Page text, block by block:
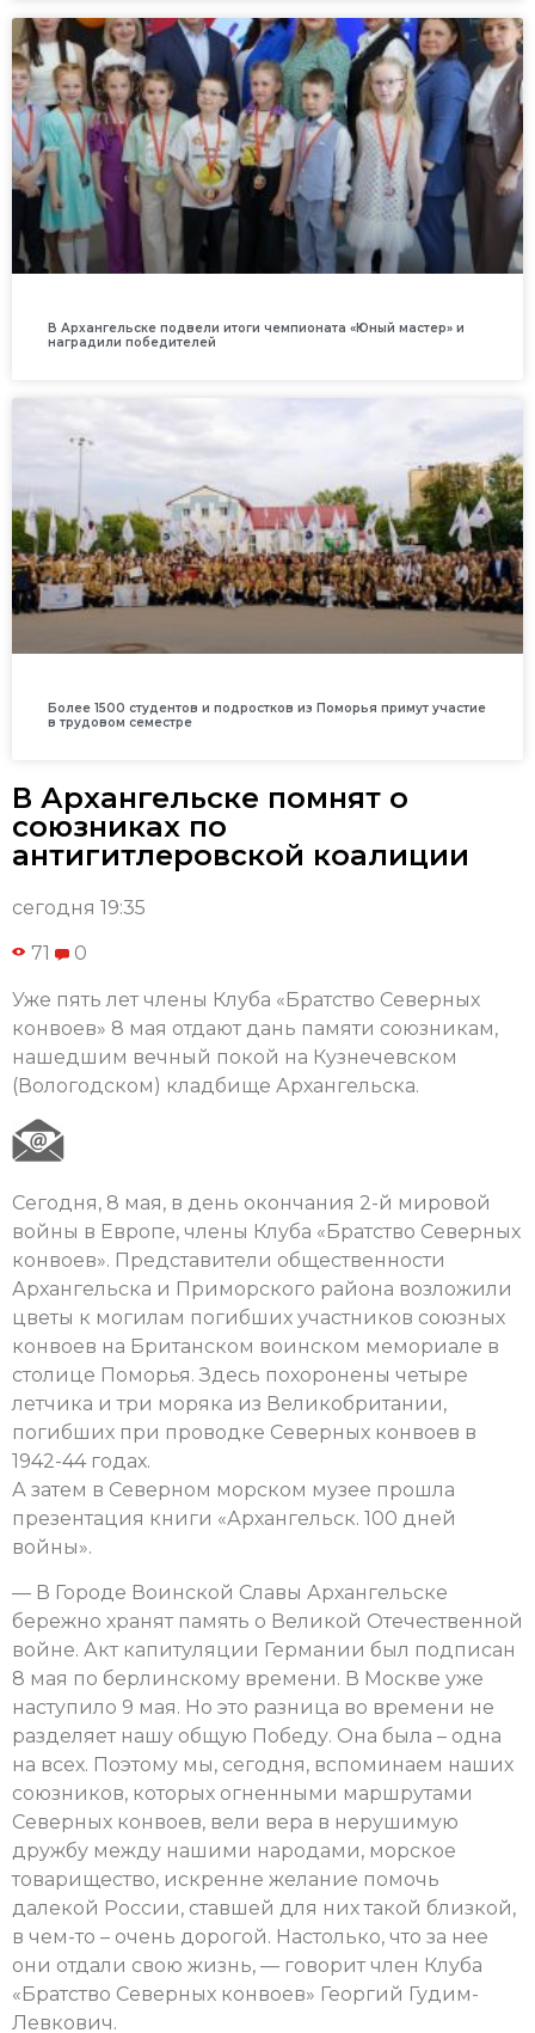
В Архангельске подвели итоги чемпионата «Юный мастер» и
наградили победителей
Более 1500 студентов и подростков из Поморья примут участие
в трудовом семестре
В Архангельске помнят о
союзниках по
антигитлеровской коалиции
сегодня 19:35
71 0
Уже пять лет члены Клуба «Братство Северных
конвоев» 8 мая отдают дань памяти союзникам,
нашедшим вечный покой на Кузнечевском
(Вологодском) кладбище Архангельска.
Сегодня, 8 мая, в день окончания 2-й мировой
войны в Европе, члены Клуба «Братство Северных
конвоев». Представители общественности
Архангельска и Приморского района возложили
цветы к могилам погибших участников союзных
конвоев на Британском воинском мемориале в
столице Поморья. Здесь похоронены четыре
летчика и три моряка из Великобритании,
погибших при проводке Северных конвоев в
1942-44 годах.
А затем в Северном морском музее прошла
презентация книги «Архангельск. 100 дней
войны».
— В Городе Воинской Славы Архангельске
бережно хранят память о Великой Отечественной
войне. Акт капитуляции Германии был подписан
8 мая по берлинскому времени. В Москве уже
наступило 9 мая. Но это разница во времени не
разделяет нашу общую Победу. Она была – одна
на всех. Поэтому мы, сегодня, вспоминаем наших
союзников, которых огненными маршрутами
Северных конвоев, вели вера в нерушимую
дружбу между нашими народами, морское
товарищество, искренне желание помочь
далекой России, ставшей для них такой близкой,
в чем-то – очень дорогой. Настолько, что за нее
они отдали свою жизнь, — говорит член Клуба
«Братство Северных конвоев» Георгий Гудим-
Левкович.